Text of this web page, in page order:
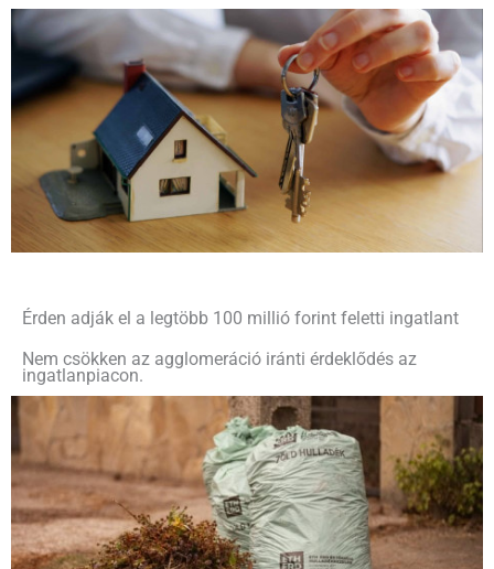
Érden adják el a legtöbb 100 millió forint feletti ingatlant
Nem csökken az agglomeráció iránti érdeklődés az
ingatlanpiacon.